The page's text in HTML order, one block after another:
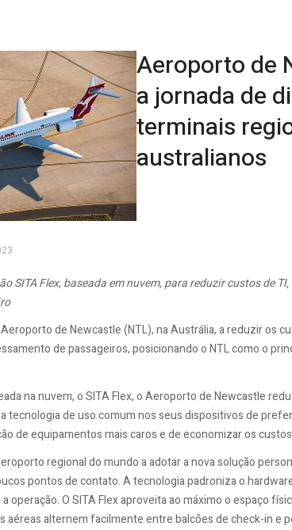
Aeroporto de
a jornada de
terminais
australianos
SITA Flex, baseada em nuvem, para reduzir custos de
de Newcastle (NTL), na Austrália, a reduzir os
de passageiros, posicionando o NTL como o
na nuvem, o SITA Flex, o Aeroporto de Newcastle
tecnologia de uso comum nos seus dispositivos de
de equipamentos mais caros e de economizar os
regional do mundo a adotar a nova solução
pontos de contato. A tecnologia padroniza o
operação. O SITA Flex aproveita ao máximo o espaço
aéreas alternem facilmente entre balcões de check-in e